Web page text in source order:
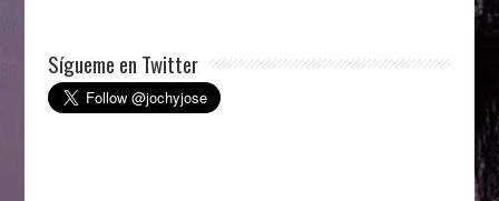
Sígueme en Twitter